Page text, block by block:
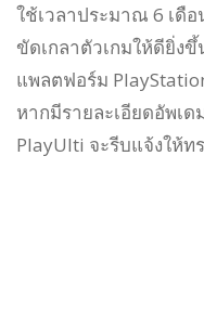
ใช้เวลาประมาณ 6 เดื
ขัดเกลาตัวเกมให้ดียิ่ง
แพลตฟอร์ม
หากมีรายละเอียดอัพเ
PlayUlti จะรีบแจ้งให้ท